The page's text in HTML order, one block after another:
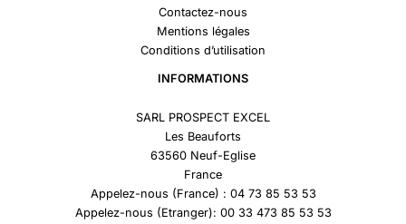
Contactez-nous
Mentions légales
Conditions d’utilisation
INFORMATIONS
SARL PROSPECT EXCEL
Les Beauforts
63560 Neuf-Eglise
France
Appelez-nous (France) : 04 73 85 53 53
Appelez-nous (Etranger): 00 33 473 85 53 53